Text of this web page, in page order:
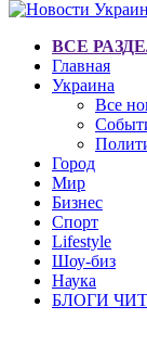
ВСЕ
Главная
Украина
Все
Город
Мир
Бизнес
Спорт
Lifestyle
Шоу-биз
Наука
БЛОГИ